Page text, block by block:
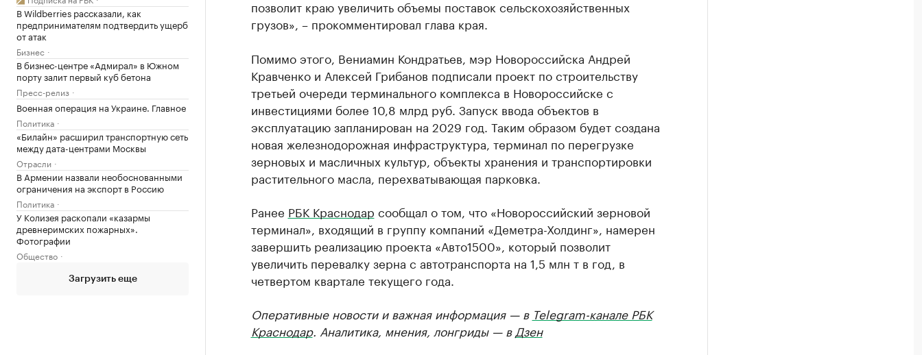
В Wildberries рассказали, как
предпринимателям подтвердить ущерб
от атак
Бизнес
В бизнес-центре «Адмирал» в Южном
порту залит первый куб бетона
Пресс-релиз
Военная операция на Украине. Главное
Политика
«Билайн» расширил транспортную сеть
между дата-центрами Москвы
Отрасли
В Армении назвали необоснованными
ограничения на экспорт в Россию
Политика
У Колизея раскопали «казармы
древнеримских пожарных».
Фотографии
Общество
Загрузить еще
позволит краю увеличить объемы поставок сельскохозяйственных
грузов», – прокомментировал глава края.
Помимо этого, Вениамин Кондратьев, мэр Новороссийска Андрей
Кравченко и Алексей Грибанов подписали проект по строительству
третьей очереди терминального комплекса в Новороссийске с
инвестициями более 10,8 млрд руб. Запуск ввода объектов в
эксплуатацию запланирован на 2029 год. Таким образом будет создана
новая железнодорожная инфраструктура, терминал по перегрузке
зерновых и масличных культур, объекты хранения и транспортировки
растительного масла, перехватывающая парковка.
Ранее РБК Краснодар сообщал о том, что «Новороссийский зерновой
терминал», входящий в группу компаний «Деметра-Холдинг», намерен
завершить реализацию проекта «Авто1500», который позволит
увеличить перевалку зерна с автотранспорта на 1,5 млн т в год, в
четвертом квартале текущего года.
Оперативные новости и важная информация — в Telegram-канале РБК
Краснодар. Аналитика, мнения, лонгриды — в Дзен